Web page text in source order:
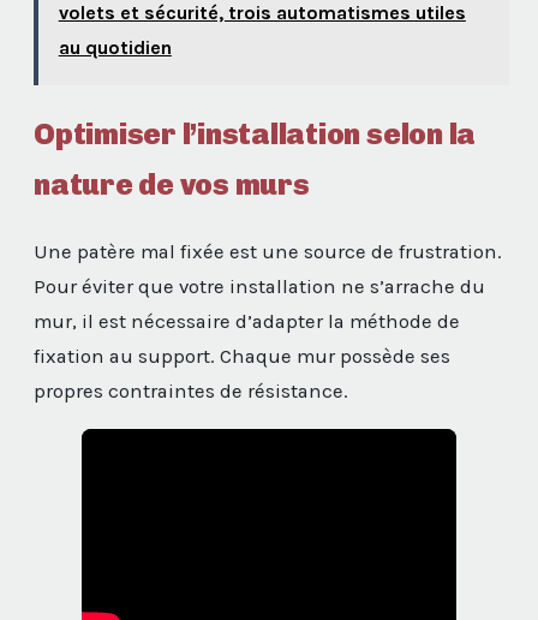
volets et sécurité, trois automatismes utiles
au quotidien
Optimiser l’installation selon la
nature de vos murs
Une patère mal fixée est une source de frustration.
Pour éviter que votre installation ne s’arrache du
mur, il est nécessaire d’adapter la méthode de
fixation au support. Chaque mur possède ses
propres contraintes de résistance.